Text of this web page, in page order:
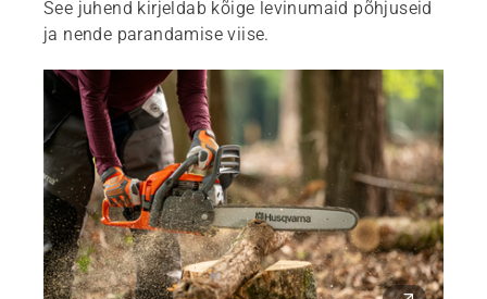
See juhend kirjeldab kõige levinumaid põhjuseid
ja nende parandamise viise.